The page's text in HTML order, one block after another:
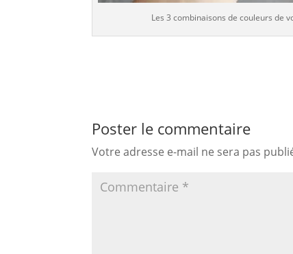
Les 3 combinaisons de couleurs de
Poster le commentaire
Votre adresse e-mail ne sera pas